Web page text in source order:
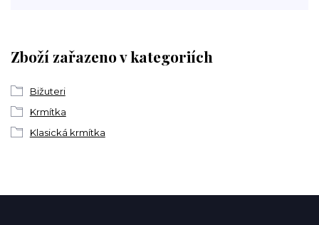
Zboží zařazeno v kategoriích
Bižuteri
Krmítka
Klasická krmítka